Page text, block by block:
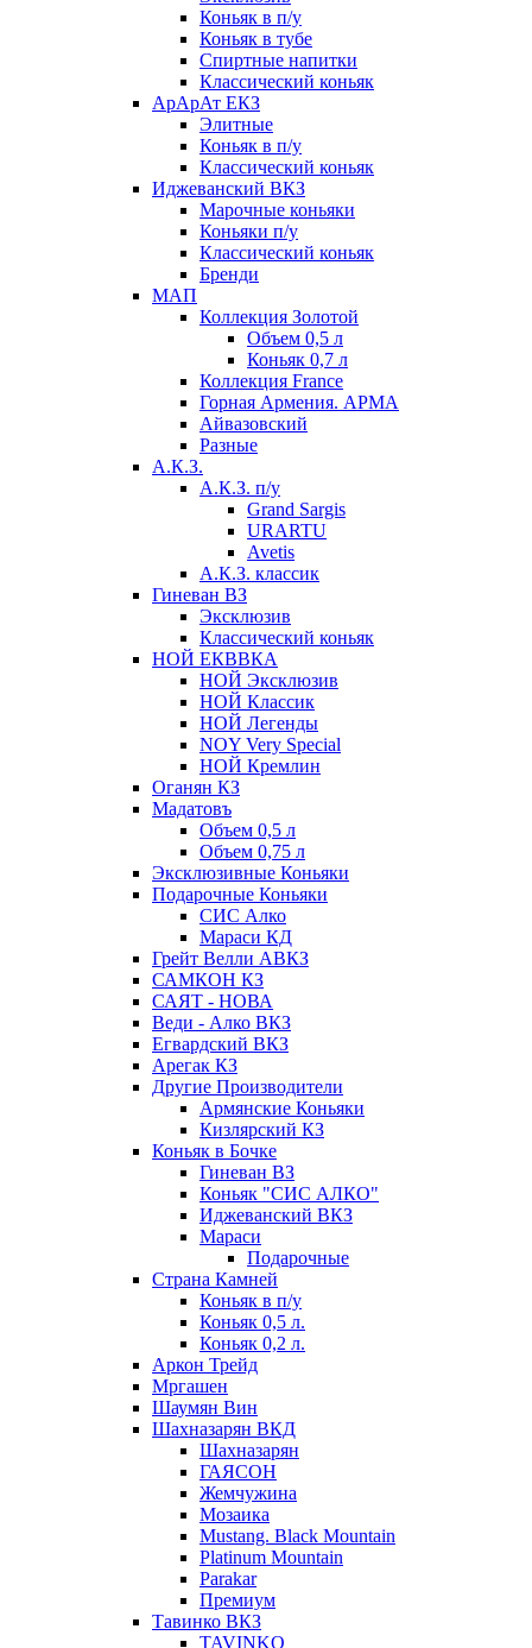
Коньяк в п/у
Коньяк в тубе
Спиртные напитки
Классический коньяк
АрАрАт ЕКЗ
Элитные
Коньяк в п/у
Классический коньяк
Иджеванский ВКЗ
Марочные коньяки
Коньяки п/у
Классический коньяк
Бренди
МАП
Коллекция Золотой
Объем 0,5 л
Коньяк 0,7 л
Коллекция France
Горная Армения. АРМА
Айвазовский
Разные
А.К.З.
А.К.З. п/у
Grand Sargis
URARTU
Avetis
А.К.З. классик
Гиневан ВЗ
Эксклюзив
Классический коньяк
НОЙ ЕКВВКА
НОЙ Эксклюзив
НОЙ Классик
НОЙ Легенды
NOY Very Speсial
НОЙ Кремлин
Оганян КЗ
Мадатовъ
Объем 0,5 л
Объем 0,75 л
Эксклюзивные Коньяки
Подарочные Коньяки
СИС Алко
Мараси КД
Грейт Велли АВКЗ
САМКОН КЗ
САЯТ - НОВА
Веди - Алко ВКЗ
Егвардский ВКЗ
Арегак КЗ
Другие Производители
Армянские Коньяки
Кизлярский КЗ
Коньяк в Бочке
Гиневан ВЗ
Коньяк "СИС АЛКО"
Иджеванский ВКЗ
Мараси
Подарочные
Страна Камней
Коньяк в п/у
Коньяк 0,5 л.
Коньяк 0,2 л.
Аркон Трейд
Мргашен
Шаумян Вин
Шахназарян ВКД
Шахназарян
ГАЯСОН
Жемчужина
Мозаика
Mustang. Black Mountain
Platinum Mountain
Parakar
Премиум
Тавинко ВКЗ
TAVINKO